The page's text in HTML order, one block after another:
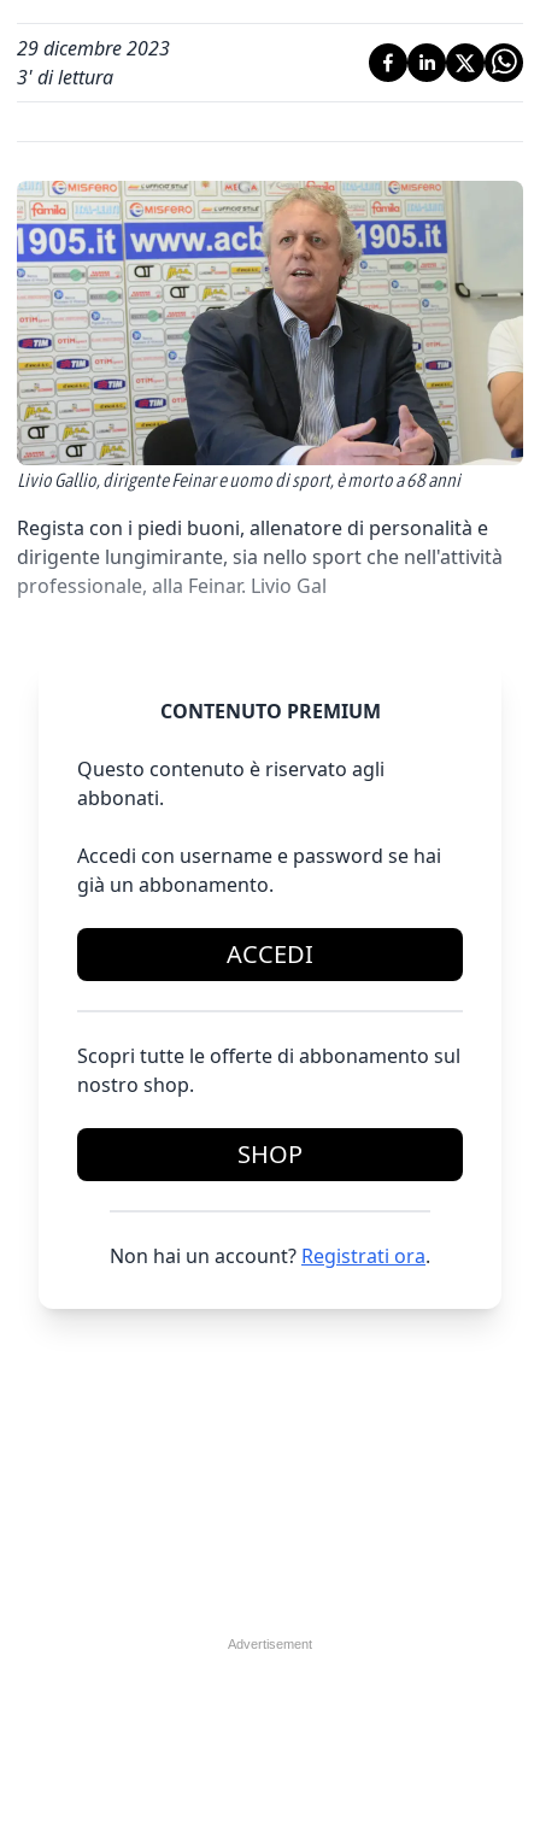
29 dicembre 2023
3' di lettura
Livio Gallio, dirigente Feinar e uomo di sport, è morto a 68 anni
Regista con i piedi buoni, allenatore di personalità e
dirigente lungimirante, sia nello sport che nell'attività
professionale, alla Feinar. Livio Gal
CONTENUTO PREMIUM
Questo contenuto è riservato agli
abbonati.
Accedi con username e password se hai
già un abbonamento.
ACCEDI
Scopri tutte le offerte di abbonamento sul
nostro shop.
SHOP
Non hai un account? Registrati ora.